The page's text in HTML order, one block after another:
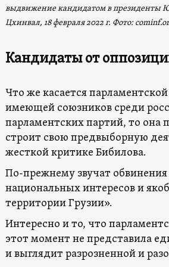
выдвижение кандидатом в президенты
Цхинвал, 18 февраля 2022 г. Фото:
Кандидаты от
Что же касается
имеющей союзников среди
парламентских партий, то она
строит свою предвыборную
жесткой критике Бибилова.
По-прежнему звучат обвинения
национальных интересов и
территории Грузии».
Интересно и то, что
этот момент не представила
и выглядит разрозненной и